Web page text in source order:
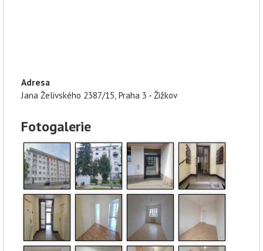
Adresa
Jana Želivského 2387/15, Praha 3 - Žižkov
Fotogalerie